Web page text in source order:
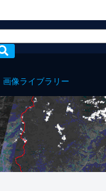
画像ライブラリー